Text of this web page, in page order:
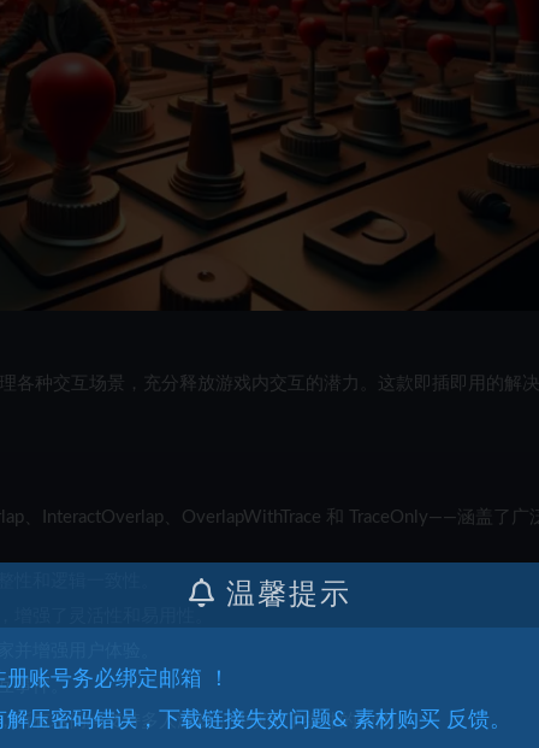
各种交互场景，充分释放游戏内交互的潜力。这款即插即用的解
、InteractOverlap、OverlapWithTrace 和 TraceOnly——涵盖了广
事件。
所有示例均支持多人游戏，并演示了组件的功能。
温馨提示
册账号务必绑定邮箱 ！
解压密码错误，下载链接失效问题& 素材购买 反馈。